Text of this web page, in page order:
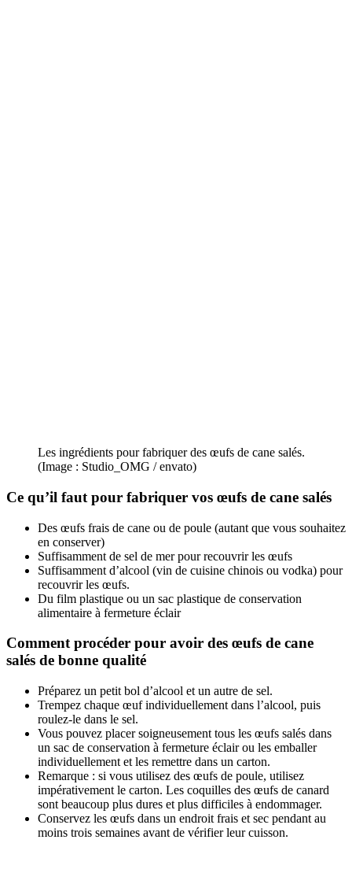
Les ingrédients pour fabriquer des œufs de cane salés.
(Image : Studio_OMG / envato)
Ce qu’il faut pour fabriquer vos œufs de cane salés
Des œufs frais de cane ou de poule (autant que vous souhaitez
en conserver)
Suffisamment de sel de mer pour recouvrir les œufs
Suffisamment d’alcool (vin de cuisine chinois ou vodka) pour
recouvrir les œufs.
Du film plastique ou un sac plastique de conservation
alimentaire à fermeture éclair
Comment procéder pour avoir des œufs de cane
salés de bonne qualité
Préparez un petit bol d’alcool et un autre de sel.
Trempez chaque œuf individuellement dans l’alcool, puis
roulez-le dans le sel.
Vous pouvez placer soigneusement tous les œufs salés dans
un sac de conservation à fermeture éclair ou les emballer
individuellement et les remettre dans un carton.
Remarque : si vous utilisez des œufs de poule, utilisez
impérativement le carton. Les coquilles des œufs de canard
sont beaucoup plus dures et plus difficiles à endommager.
Conservez les œufs dans un endroit frais et sec pendant au
moins trois semaines avant de vérifier leur cuisson.